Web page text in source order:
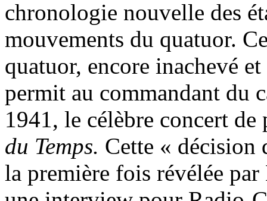
chronologie nouvelle des
mouvements du quatuor.
quatuor, encore inachevé
permit au commandant du
1941, le célèbre concert
du Temps. Cette « décision
la première fois révélée